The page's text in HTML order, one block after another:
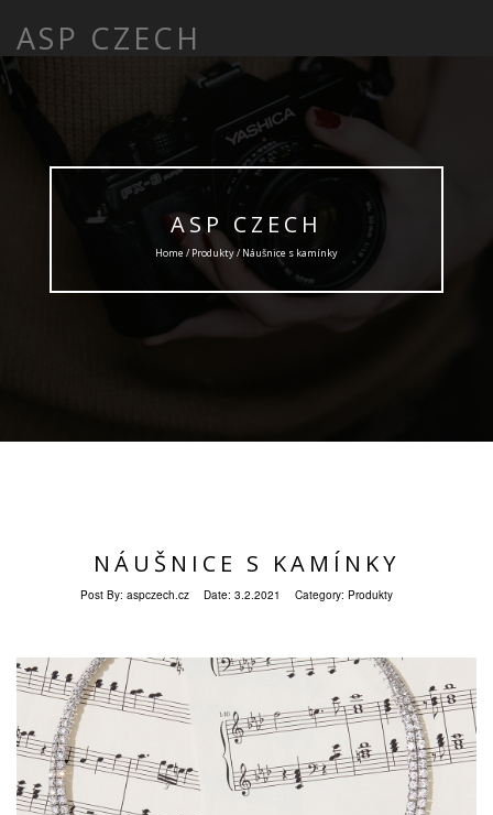
ASP CZECH
ASP CZECH
Home / Produkty/ Náušnice s kamínky
NÁUŠNICE S KAMÍNKY
Post By: aspczech.cz Date: 3.2.2021 Category: Produkty